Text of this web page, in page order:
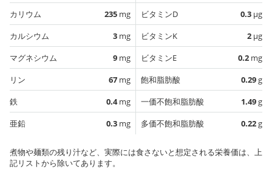
カリウム
235 mg
カルシウム
3 mg
マグネシウム
9 mg
リン
67 mg
鉄
0.4mg
亜鉛
0.3 mg
ビタミンD
0.3 µg
ビタミンK
2 µg
ビタミンE
0.2 mg
飽和脂肪酸
0.29g
一価不飽和脂肪酸
1.49g
多価不飽和脂肪酸
0.22g
煮物や麺類の残り汁など、実際には食さないと想定される栄養価は、上
記リストから除いてあります。